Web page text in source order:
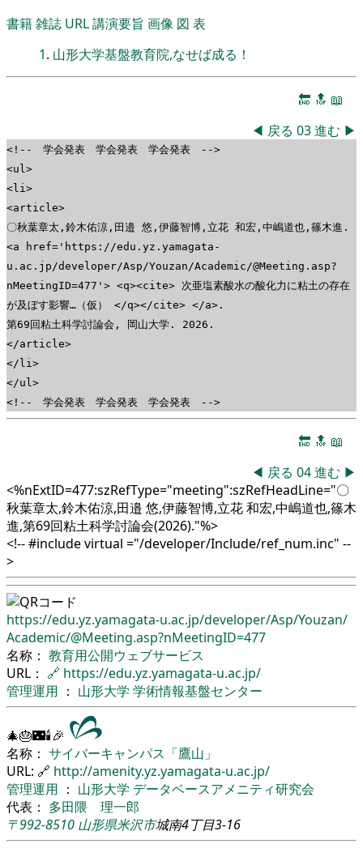
書籍雑誌 URL講演要旨 画像 図 表
1. 山形大学基盤教育院,なせば成る！
🔚 🔝 📖
◀ 戻る 03進む ▶
<!-- 学会発表 学会発表 学会発表 -->
<ul>
<li>
<article>
〇秋葉章太,鈴木佑涼,田邉 悠,伊藤智博,立花 和宏,中嶋道也,篠木進.
<a href='https://edu.yz.yamagata-
u.ac.jp/developer/Asp/Youzan/Academic/@Meeting.asp?
nMeetingID=477'> <q><cite> 次亜塩素酸水の酸化力に粘土の存在
が及ぼす影響…（仮） </q></cite> </a>.
第69回粘土科学討論会, 岡山大学. 2026.
</article>
</li>
</ul>
<!-- 学会発表 学会発表 学会発表 -->
🔚 🔝 📖
◀ 戻る 04進む ▶
<%nExtID=477:szRefType="meeting":szRefHeadLine="〇
秋葉章太,鈴木佑涼,田邉 悠,伊藤智博,立花 和宏,中嶋道也,篠木
進,第69回粘土科学討論会(2026)."%>
<!-- #include virtual ="/developer/Include/ref_num.inc" --
>
https://edu.yz.yamagata-u.ac.jp/developer/Asp/Youzan/
Academic/@Meeting.asp?nMeetingID=477
名称： 教育用公開ウェブサービス
URL： 🔗 https://edu.yz.yamagata-u.ac.jp/
管理運用 ： 山形大学 学術情報基盤センター
🎄🎂🌃🕯🎉
名称： サイバーキャンパス「鷹山」
URL: 🔗 http://amenity.yz.yamagata-u.ac.jp/
管理運用 ： 山形大学 データベースアメニティ研究会
代表： 多田隈 理一郎
〒992-8510 山形県米沢市城南4丁目3-16